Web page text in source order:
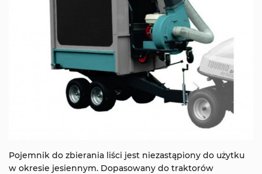
Pojemnik do zbierania liści jest niezastąpiony do użytku
w okresie jesiennym. Dopasowany do traktorów